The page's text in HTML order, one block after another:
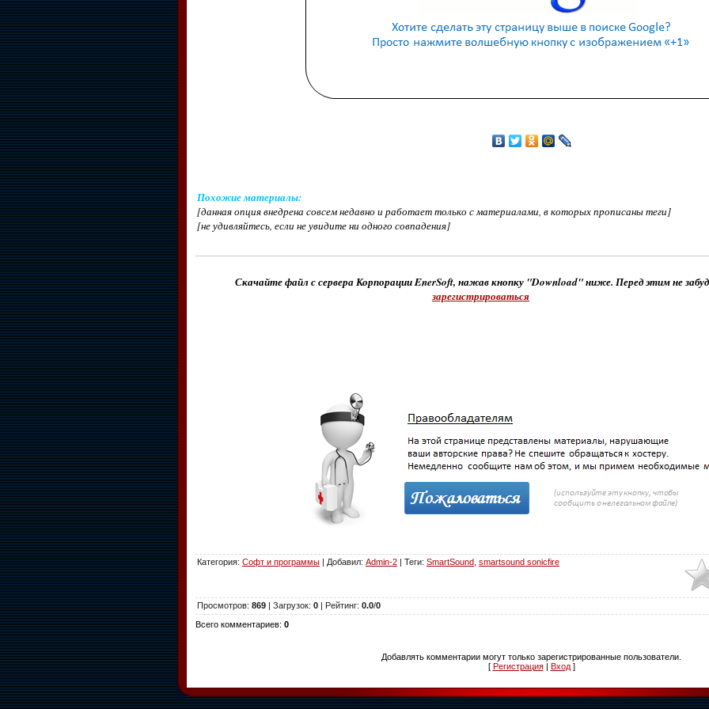
Похожие материалы:
[данная опция внедрена совсем недавно и работает только с материалами, в которых прописаны теги]
[не удивляйтесь, если не увидите ни одного совпадения]
Скачайте файл с сервера Корпорации EnerSoft, нажав кнопку "Download" ниже. Перед этим не
зарегистрироваться
Категория: Софт и программы | Добавил: Admin-2 | Теги: SmartSound smartsound sonicfire
Просмотров: 869 | Загрузок: 0 | Рейтинг: 0.0/0
Всего комментариев: 0
Добавлять комментарии могут только зарегистрированные пользователи.
[ Регистрация| Вход]